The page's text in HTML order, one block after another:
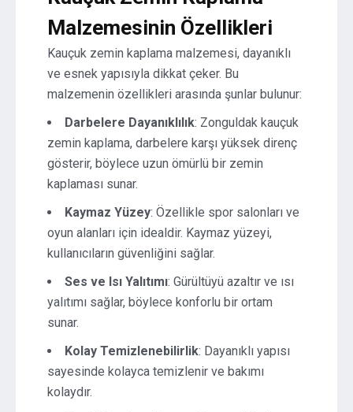
Malzemesinin Özellikleri
Kauçuk zemin kaplama malzemesi, dayanıklı
ve esnek yapısıyla dikkat çeker. Bu
malzemenin özellikleri arasında şunlar bulunur:
Darbelere Dayanıklılık: Zonguldak kauçuk
zemin kaplama, darbelere karşı yüksek direnç
gösterir, böylece uzun ömürlü bir zemin
kaplaması sunar.
Kaymaz Yüzey: Özellikle spor salonları ve
oyun alanları için idealdir. Kaymaz yüzeyi,
kullanıcıların güvenliğini sağlar.
Ses ve Isı Yalıtımı: Gürültüyü azaltır ve ısı
yalıtımı sağlar, böylece konforlu bir ortam
sunar.
Kolay Temizlenebilirlik: Dayanıklı yapısı
sayesinde kolayca temizlenir ve bakımı
kolaydır.